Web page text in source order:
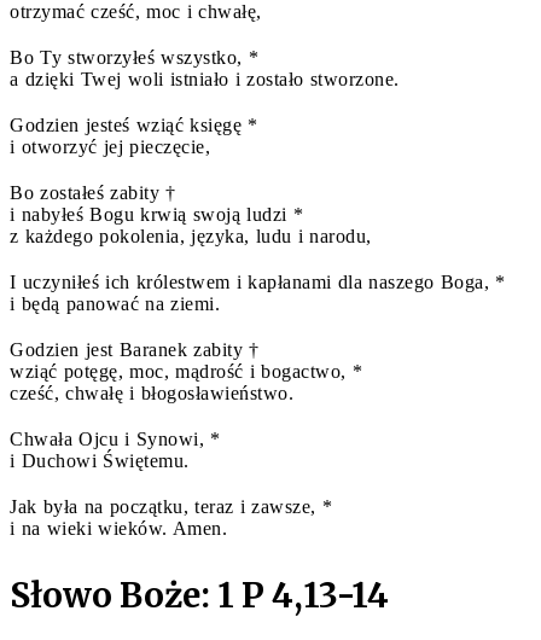
otrzymać cześć, moc i chwałę,
Bo Ty stworzyłeś wszystko, *
a dzięki Twej woli istniało i zostało stworzone.
Godzien jesteś wziąć księgę *
i otworzyć jej pieczęcie,
Bo zostałeś zabity †
i nabyłeś Bogu krwią swoją ludzi *
z każdego pokolenia, języka, ludu i narodu,
I uczyniłeś ich królestwem i kapłanami dla naszego Boga, *
i będą panować na ziemi.
Godzien jest Baranek zabity †
wziąć potęgę, moc, mądrość i bogactwo, *
cześć, chwałę i błogosławieństwo.
Chwała Ojcu i Synowi, *
i Duchowi Świętemu.
Jak była na początku, teraz i zawsze, *
i na wieki wieków. Amen.
Słowo Boże: 1 P 4,13-14